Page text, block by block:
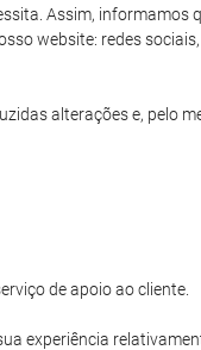
Assim, informamos
website: redes
alterações e, pelo
de apoio ao cliente.
experiência